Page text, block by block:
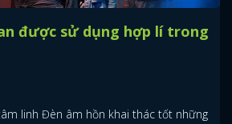
được sử dụng hợp lí trong
linh Đèn âm hồn khai thác tốt những